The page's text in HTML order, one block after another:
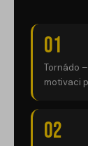
01
Tornádo
motivaci
02